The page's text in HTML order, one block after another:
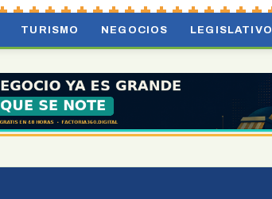
TURISMO NEGOCIOS LEGISLATIVO